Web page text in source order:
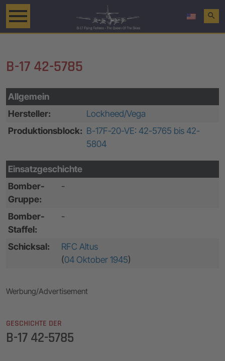
search
B-17 42-5785
Allgemein
Hersteller:
Lockheed/Vega
Produktionsblock: B-17F-20-VE: 42-5765 bis 42-
5804
Einsatzgeschichte
Bomber-
Gruppe:
-
Bomber-
Staffel:
-
Schicksal:
RFC Altus
(04 Oktober 1945)
Werbung/Advertisement
GESCHICHTE DER
B-17 42-5785